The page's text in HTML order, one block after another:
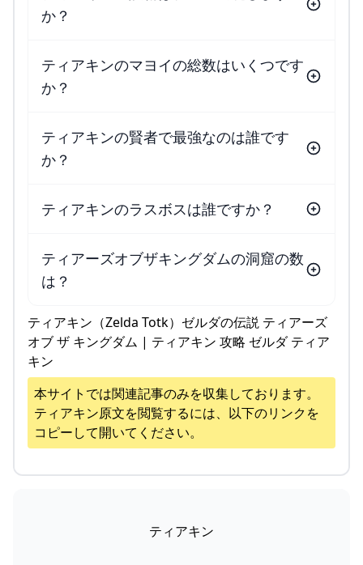
か？
ティアキンのマヨイの総数はいくつです
か？
ティアキンの賢者で最強なのは誰です
か？
ティアキンのラスボスは誰ですか？
ティアーズオブザキングダムの洞窟の数
は？
ティアキン（Zelda Totk）ゼルダの伝説 ティアーズ
オブ ザ キングダム | ティアキン 攻略 ゼルダ ティア
キン
本サイトでは関連記事のみを収集しております。
ティアキン原文を閲覧するには、以下のリンクを
コピーして開いてください。
ティアキン